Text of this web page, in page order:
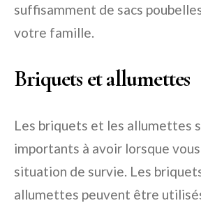
suffisamment de sacs
votre famille.
Briquets et allumettes
Les briquets et les allumettes
importants à avoir lorsque
situation de survie. Les
allumettes peuvent être